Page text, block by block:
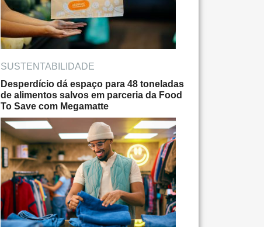
SUSTENTABILIDADE
Desperdício dá espaço para 48 toneladas
de alimentos salvos em parceria da Food
To Save com Megamatte